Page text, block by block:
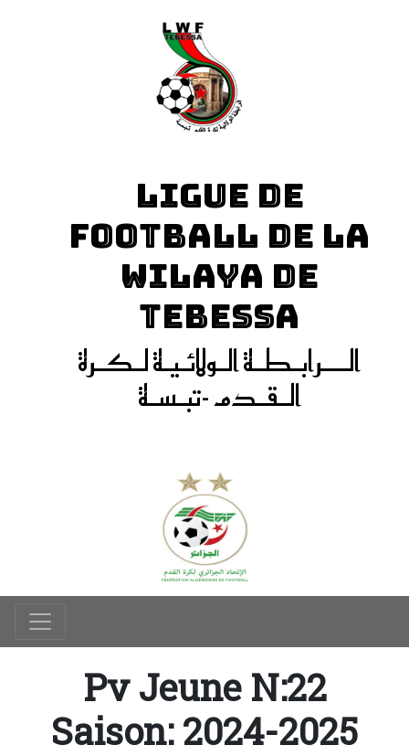
LIGUE DE
FOOTBALL DE LA
WILAYA DE
TEBESSA
الـــرابـطـة الـولائـيـة لـكـرة
الـقـدم -تبـسـة
Pv Jeune N:22
Saison: 2024-2025